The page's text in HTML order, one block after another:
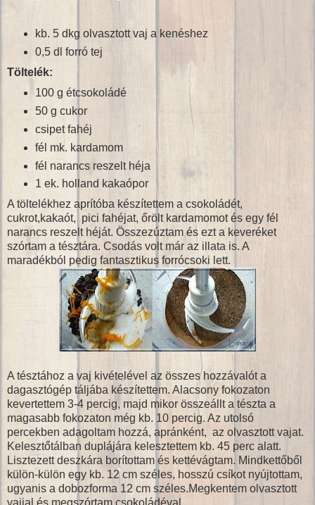
kb. 5 dkg olvasztott vaj a kenéshez
0,5 dl forró tej
Töltelék:
100 g étcsokoládé
50 g cukor
csipet fahéj
fél mk. kardamom
fél narancs reszelt héja
1 ek. holland kakaópor
A töltelékhez aprítóba készítettem a csokoládét,
cukrot,kakaót, pici fahéjat, őrölt kardamomot és egy fél
narancs reszelt héját. Összezúztam és ezt a keveréket
szórtam a tésztára. Csodás volt már az illata is. A
maradékból pedig fantasztikus forrócsoki lett.
A tésztához a vaj kivételével az összes hozzávalót a
dagasztógép táljába készítettem. Alacsony fokozaton
kevertettem 3-4 percig, majd mikor összeállt a tészta a
magasabb fokozaton még kb. 10 percig. Az utolsó
percekben adagoltam hozzá, apránként, az olvasztott vajat.
Kelesztőtálban duplájára kelesztettem kb. 45 perc alatt.
Lisztezett deszkára borítottam és kettévágtam. Mindkettőből
külön-külön egy kb. 12 cm széles, hosszú csíkot nyújtottam,
ugyanis a dobozforma 12 cm széles.Megkentem olvasztott